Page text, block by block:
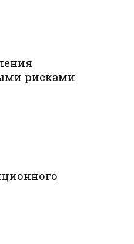
рисками